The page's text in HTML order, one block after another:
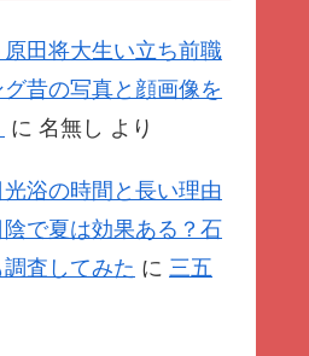
田将大生い立ち前職
昔の写真と顔画像を
に 名無し より
浴の時間と長い理由
で夏は効果ある？石
査してみた に 三五